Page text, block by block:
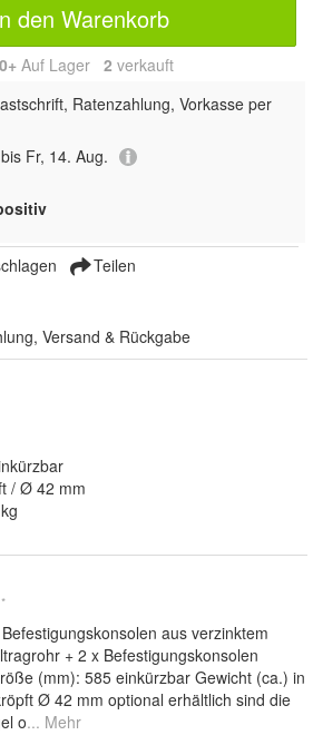
den Warenkorb
Auf Lager 2 verkauft
Ratenzahlung, Vorkasse per
Fr, 14. Aug.
Teilen
Versand & Rückgabe
/ Ø 42 mm
*
aus verzinktem
+ 2 x Befestigungskonsolen
(mm): 585 einkürzbar Gewicht (ca.) in
Ø 42 mm optional erhältlich sind die
o... Mehr